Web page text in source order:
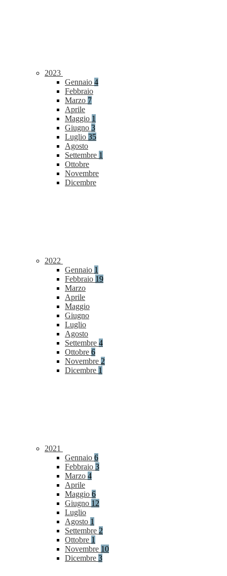
2023
Gennaio 4
Febbraio
Marzo 7
Aprile
Maggio 1
Giugno 3
Luglio 35
Agosto
Settembre 1
Ottobre
Novembre
Dicembre
2022
Gennaio 1
Febbraio 19
Marzo
Aprile
Maggio
Giugno
Luglio
Agosto
Settembre 4
Ottobre 6
Novembre 2
Dicembre 1
2021
Gennaio 6
Febbraio 3
Marzo 4
Aprile
Maggio 6
Giugno 12
Luglio
Agosto 1
Settembre 2
Ottobre 1
Novembre 10
Dicembre 3